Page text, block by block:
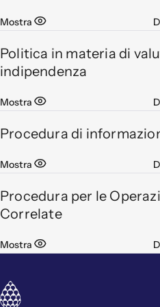
Mostra
Politica in materia di
indipendenza
Mostra
Procedura di
Mostra
Procedura per le
Correlate
Mostra